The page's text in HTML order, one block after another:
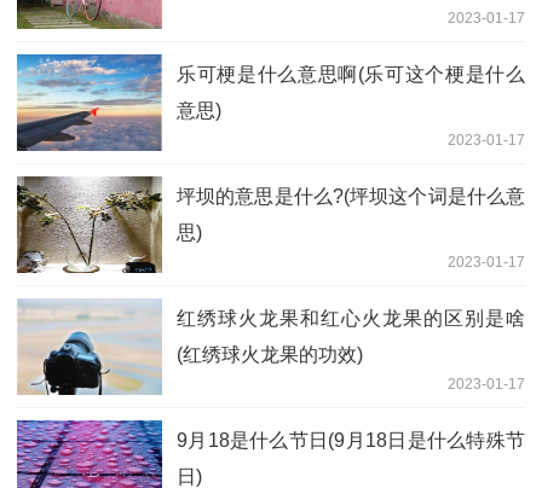
2023-01-17
乐可梗是什么意思啊(乐可这个梗是什么
意思)
2023-01-17
坪坝的意思是什么?(坪坝这个词是什么意
思)
2023-01-17
红绣球火龙果和红心火龙果的区别是啥
(红绣球火龙果的功效)
2023-01-17
9月18是什么节日(9月18日是什么特殊节
日)